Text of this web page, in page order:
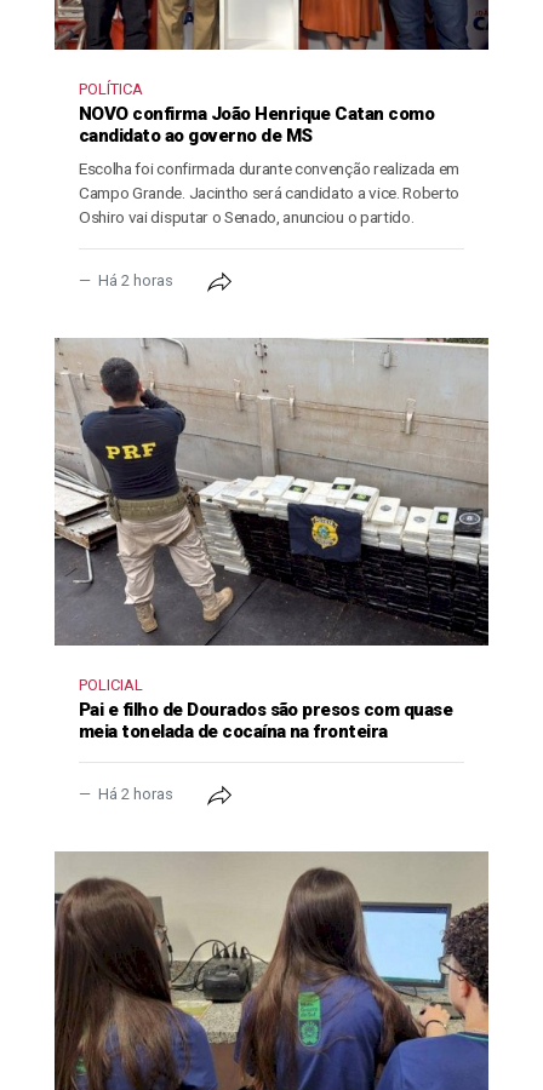
POLÍTICA
NOVO confirma João Henrique Catan como
candidato ao governo de MS
Escolha foi confirmada durante convenção realizada em
Campo Grande. Jacintho será candidato a vice. Roberto
Oshiro vai disputar o Senado, anunciou o partido.
Há 2 horas
POLICIAL
Pai e filho de Dourados são presos com quase
meia tonelada de cocaína na fronteira
Há 2 horas